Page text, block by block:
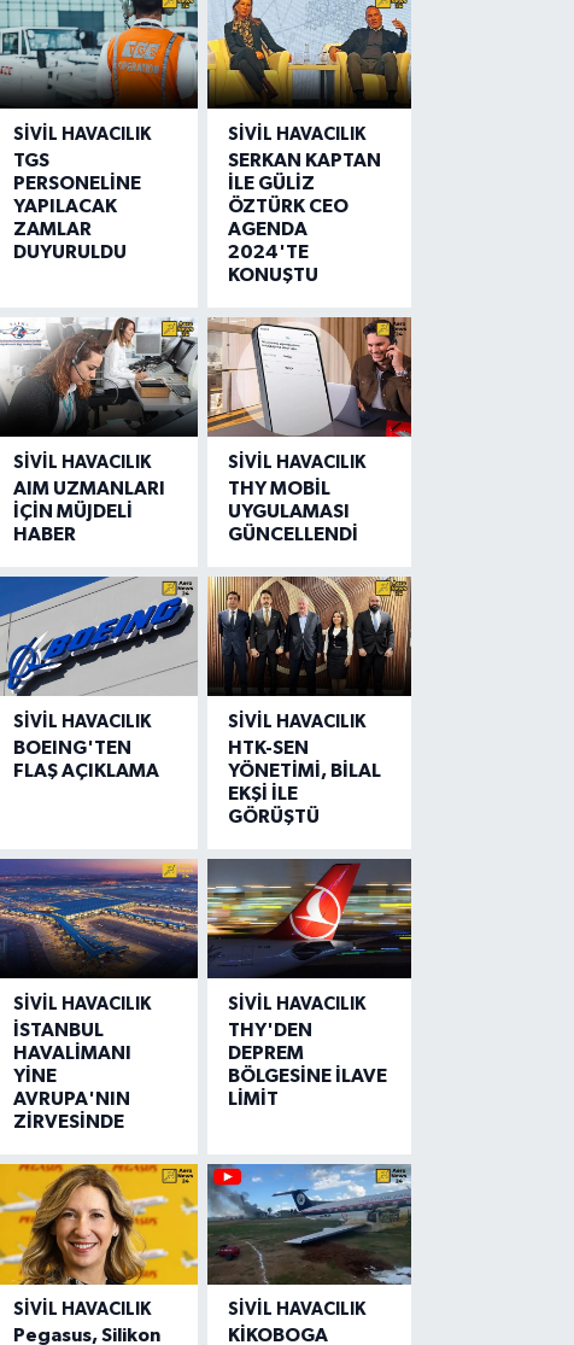
SIVIL HAVACILIK
TGS
PERSONELİNE
YAPILACAK
ZAMLAR
DUYURULDU
SIVIL HAVACILIK
SERKAN KAPTAN
İLE GÜLİZ
ÖZTÜRK CEO
AGENDA
2024'TE
KONUŞTU
SIVIL HAVACILIK
AIM UZMANLARI
İÇİN MÜJDELİ
HABER
SIVIL HAVACILIK
THY MOBİL
UYGULAMASI
GÜNCELLENDİ
SIVIL HAVACILIK
BOEING'TEN
FLAŞ AÇIKLAMA
SIVIL HAVACILIK
HTK-SEN
YÖNETİMİ, BİLAL
EKŞİ İLE
GÖRÜŞTÜ
SIVIL HAVACILIK
İSTANBUL
HAVALİMANI
YİNE
AVRUPA'NIN
ZİRVESİNDE
SIVIL HAVACILIK
THY'DEN
DEPREM
BÖLGESİNE İLAVE
LİMİT
SIVIL HAVACILIK
Pegasus, Silikon
SIVIL HAVACILIK
KİKOBOGA